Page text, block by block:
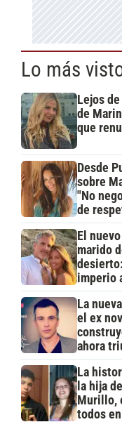
Lo más
Lejos
de
que
Desde
sobre
"No
de
El
marido
imperio
La
el ex
ahora
La
la hija
Murillo,
todos